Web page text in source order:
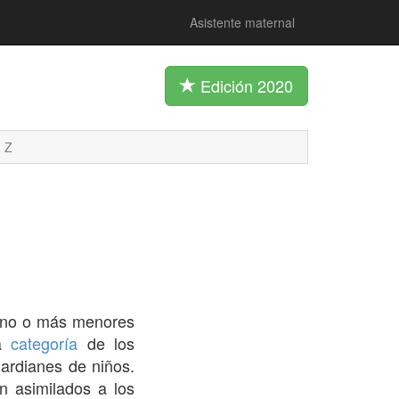
Asistente maternal
Edición 2020
Z
o más menores
categoría de los
de niños.
asimilados a los